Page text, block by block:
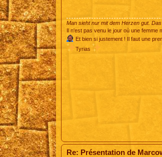
Man sieht nur mit dem Herzen gut.
Il n'est pas venu le jour où une femme
Et bien si justement ! Il faut une
Tyrias
Re: Présentation de